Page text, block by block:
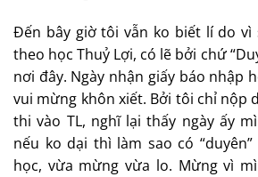
Đến bây giờ tôi vẫn ko biết lí do vì
theo học Thuỷ Lợi, có lẽ bởi chứ
nơi đây. Ngày nhận giấy báo nhập
vui mừng khôn xiết. Bởi tôi chỉ nộp
thi vào TL, nghĩ lại thấy ngày ấy
nếu ko dại thì làm sao có
học, vừa mừng vừa lo. Mừng vì